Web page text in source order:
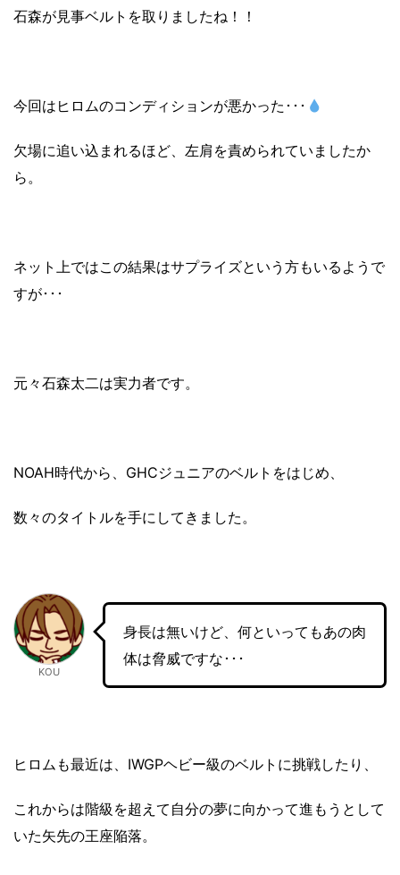
石森が見事ベルトを取りましたね！！
今回はヒロムのコンディションが悪かった･･･
欠場に追い込まれるほど、左肩を責められていましたか
ら。
ネット上ではこの結果はサプライズという方もいるようで
すが･･･
元々石森太二は実力者です。
NOAH時代から、GHCジュニアのベルトをはじめ、
数々のタイトルを手にしてきました。
KOU
身長は無いけど、何といってもあの肉
体は脅威ですな･･･
ヒロムも最近は、IWGPヘビー級のベルトに挑戦したり、
これからは階級を超えて自分の夢に向かって進もうとして
いた矢先の王座陥落。